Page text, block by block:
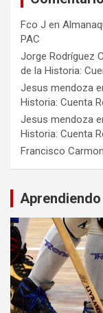
Fco J en
PAC
Jorge Rodríguez
de la Historia:
Jesus mendoza
Historia: Cuenta
Jesus mendoza
Historia: Cuenta
Francisco